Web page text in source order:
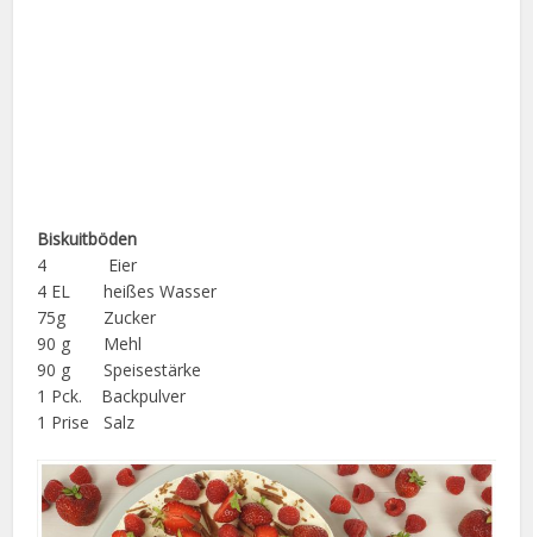
Biskuitböden
4 Eier
4 EL heißes Wasser
75g Zucker
90 g Mehl
90 g Speisestärke
1 Pck. Backpulver
1 Prise Salz